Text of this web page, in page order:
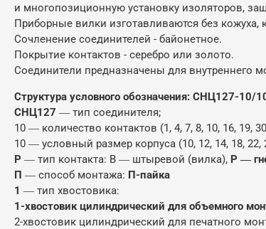
и многопозиционную установку изоляторов,
Приборные вилки изготавливаются без
Сочленение соединителей - байонетное.
Покрытие контактов - серебро или золото.
Соединители предназначены для внутреннего
Структура условного обозначения: СНЦ127-10/
СНЦ127 ― тип соединителя;
10 ― количество контактов (1, 4, 7, 8, 10, 16, 19,
10 ― условный размер корпуса (10, 12, 14, 18, 22,
Р ― тип контакта: В ― штыревой (вилка), Р ―
П ― способ монтажа: П-пайка
1 ― тип хвостовика:
1-хвостовик цилиндрический для объемного
2-хвостовик цилиндрический для печатного